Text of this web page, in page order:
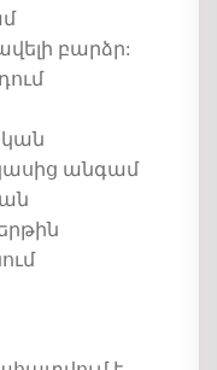
բարձր:
անգամ